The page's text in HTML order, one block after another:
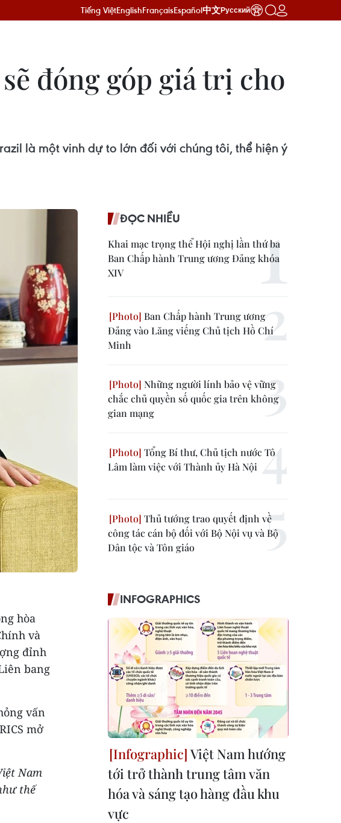
Tiếng ViệtEnglishFrançaisEspañol中文Русский
đóng góp giá trị cho
là một vinh dự to lớn đối với chúng tôi, thể hiện ý
hòa
và
đỉnh
bang
vấn
mở
Nam
thế
ĐỌC NHIỀU
Khai mạc trọng thể Hội nghị lần thứ ba
Ban Chấp hành Trung ương Đảng khóa
XIV
Ban Chấp hành Trung ương
Đảng vào Lăng viếng Chủ tịch Hồ Chí
Minh
Những người lính bảo vệ vững
chắc chủ quyền số quốc gia trên không
gian mạng
Tổng Bí thư, Chủ tịch nước Tô
Lâm làm việc với Thành ủy Hà Nội
Thủ tướng trao quyết định về
công tác cán bộ đối với Bộ Nội vụ và Bộ
Dân tộc và Tôn giáo
INFOGRAPHICS
Việt Nam hướng
tới trở thành trung tâm văn
hóa và sáng tạo hàng đầu khu
vực